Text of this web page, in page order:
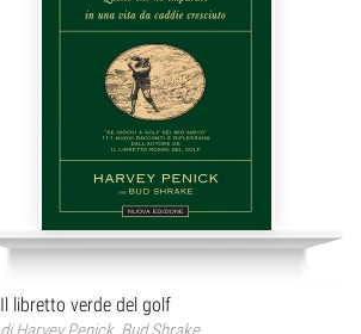
Il libretto verde del golf